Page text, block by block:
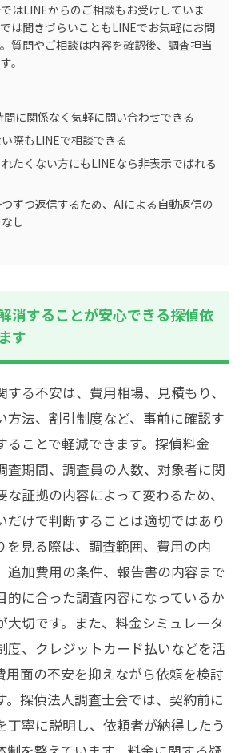
はLINEからのご相談もお受けしていま
は聞きづらいこともLINEでお気軽にお問
質問やご相談は内容を確認後、調査担当
。
間に関係なく気軽に問い合わせできる
際もLINEで相談できる
たくない方にもLINEなら非表示でばれる
ずつ返信するため、AIによる自動返信の
し
消することが安心できる探偵依
す
る不安は、費用相場、見積もり、
方法、割引制度など、事前に確認す
ることで軽減できます。探偵料金
査期間、調査員の人数、対象者に関
証拠の内容によって変わるため、
だけで判断することは適切ではあり
を見る際は、調査範囲、費用の内
追加費用の条件、報告書の内容まで
的に合った調査内容になっているか
大切です。また、料金シミュレータ
度、クレジットカード払いなどを活
用面の不安を抑えながら依頼を検討
。探偵法人調査士会では、契約前に
丁寧に説明し、依頼者が納得したう